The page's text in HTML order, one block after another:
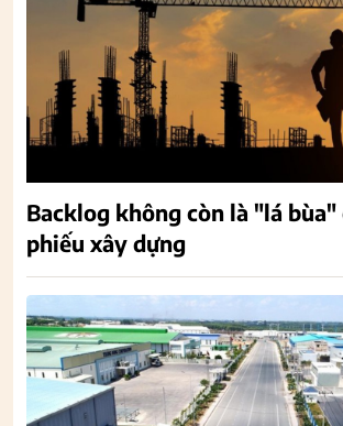
Backlog không còn là "lá bùa"
phiếu xây dựng